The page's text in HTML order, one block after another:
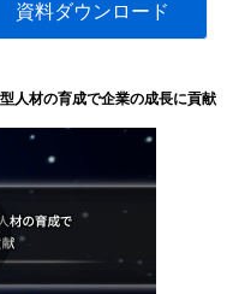
資料ダウンロード
人材の育成で企業の成長に貢献